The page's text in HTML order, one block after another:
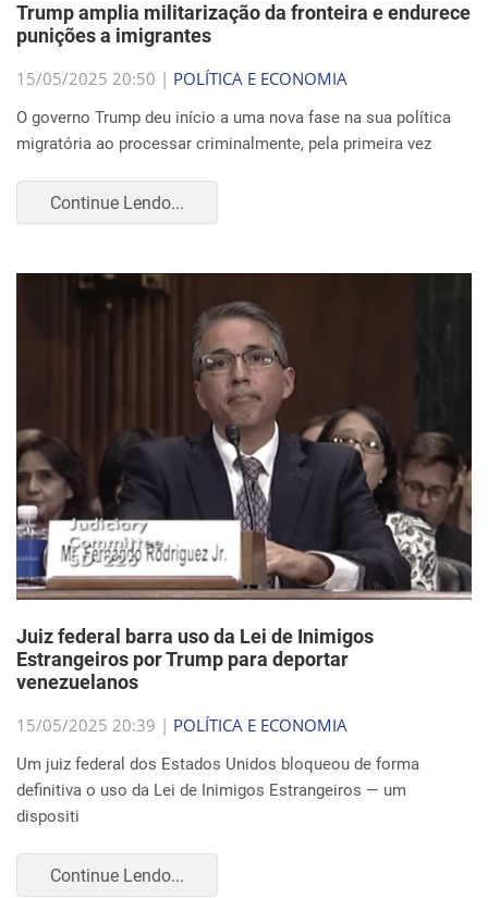
Trump amplia militarização da fronteira e endurece
punições a imigrantes
15/05/2025 20:50 | POLÍTICA E ECONOMIA
O governo Trump deu início a uma nova fase na sua política
migratória ao processar criminalmente, pela primeira vez
Continue Lendo...
Juiz federal barra uso da Lei de Inimigos
Estrangeiros por Trump para deportar
venezuelanos
15/05/2025 20:39 | POLÍTICA E ECONOMIA
Um juiz federal dos Estados Unidos bloqueou de forma
definitiva o uso da Lei de Inimigos Estrangeiros — um
dispositi
Continue Lendo...